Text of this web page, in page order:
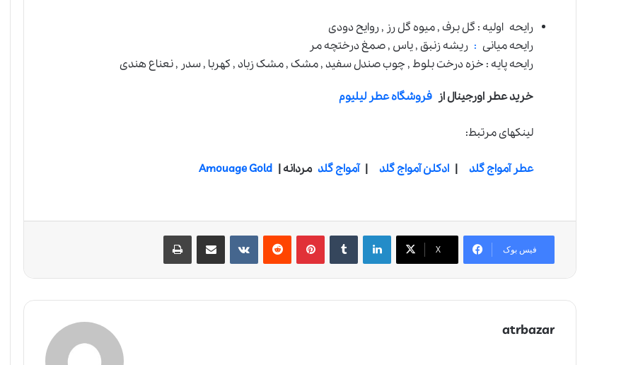
رایحه اولیه : گل برف , میوه گل رز , روایح دودی
رایحه میانی : ریشه زنبق , یاس , صمغ درختچه مر
رایحه پایه : خزه درخت بلوط , چوب صندل سفید , مشک , مشک زباد , کهربا , سدر , نعناع هندی
خرید عطر اورجینال از فروشگاه عطر لیلیوم
لینکهای مرتبط:
عطر آمواج گلد | ادکلن آمواج گلد |آمواج گلدمردانه | Amouage Gold
فیس بوک X
لینکدین ‫تامبلر ‫پین‌ترست‫رددیت ‫VKontakteاشتراک گذاری از طریق ایمیل چاپ
atrbazar